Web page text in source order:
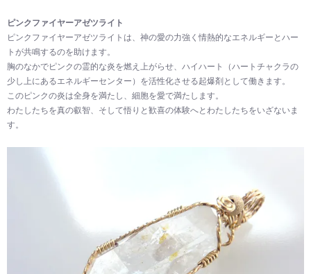
ピンクファイヤーアゼツライト
ピンクファイヤーアゼツライトは、神の愛の力強く情熱的なエネルギーとハー
トが共鳴するのを助けます。
胸のなかでピンクの霊的な炎を燃え上がらせ、ハイハート（ハートチャクラの
少し上にあるエネルギーセンター）を活性化させる起爆剤として働きます。
このピンクの炎は全身を満たし、細胞を愛で満たします。
わたしたちを真の叡智、そして悟りと歓喜の体験へとわたしたちをいざないま
す。